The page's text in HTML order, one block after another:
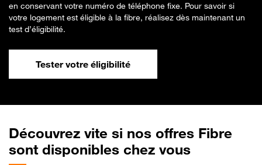
en conservant votre numéro de téléphone fixe. Pour savoir si
votre logement est éligible à la fibre, réalisez dès maintenant un
test d’éligibilité.
Tester votre éligibilité
Découvrez vite si nos offres Fibre
sont disponibles chez vous